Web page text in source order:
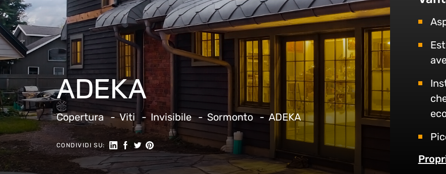
ADEKA
Copertura Viti Invisibile Sormonto ADEKA
CONDIVIDI SU: Seguici su Linkedin
Condividi su Facebook
Condividi su Twitter
Condividi su Pinterest